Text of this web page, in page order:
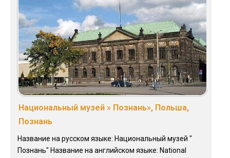
Национальный музей » Познань», Польша,
Познань
Название на русском языке: Национальный музей "
Познань" Название на английском языке: National